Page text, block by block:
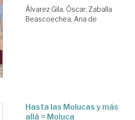
Álvarez Gila, Óscar; Zaballa
Beascoechea, Ana de
Hasta las Molucas y más
allá = Moluca